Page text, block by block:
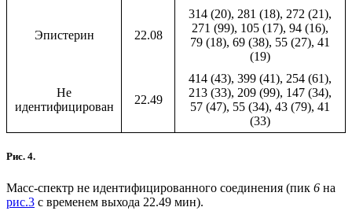
Эпистерин 22.08
314 (20), 281 (18), 272 (21),
271 (99), 105 (17), 94 (16),
79 (18), 69 (38), 55 (27), 41
(19)
Не
идентифицирован
22.49
414 (43), 399 (41), 254 (61),
213 (33), 209 (99), 147 (34),
57 (47), 55 (34), 43 (79), 41
(33)
Рис. 4.
Масс-спектр не идентифицированного соединения (пик 6 на
рис.3 с временем выхода 22.49 мин).